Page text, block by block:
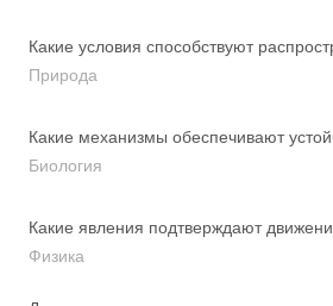
Какие условия способствуют
Природа
Какие механизмы обеспечивают
Биология
Какие явления подтверждают
Физика